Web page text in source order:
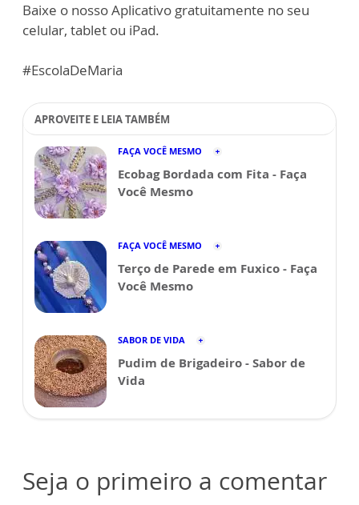
Baixe o nosso Aplicativo gratuitamente no seu
celular, tablet ou iPad.
#EscolaDeMaria
APROVEITE E LEIA TAMBÉM
FAÇA VOCÊ MESMO
Ecobag Bordada com Fita - Faça
Você Mesmo
FAÇA VOCÊ MESMO
Terço de Parede em Fuxico - Faça
Você Mesmo
SABOR DE VIDA
Pudim de Brigadeiro - Sabor de
Vida
Seja o primeiro a comentar